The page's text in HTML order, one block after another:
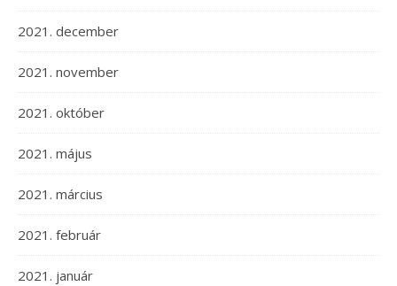
2021. december
2021. november
2021. október
2021. május
2021. március
2021. február
2021. január